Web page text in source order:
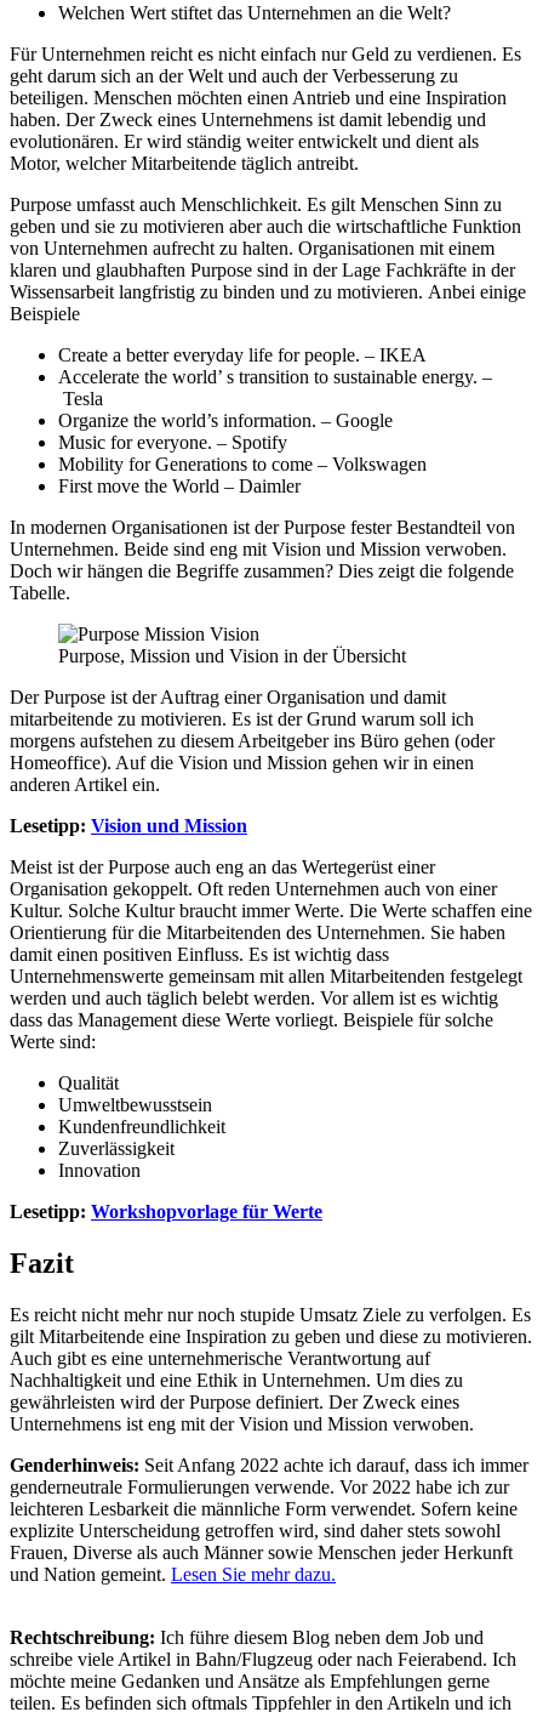
Welchen Wert stiftet das Unternehmen an die Welt?
Für Unternehmen reicht es nicht einfach nur Geld zu verdienen. Es
geht darum sich an der Welt und auch der Verbesserung zu
beteiligen. Menschen möchten einen Antrieb und eine Inspiration
haben. Der Zweck eines Unternehmens ist damit lebendig und
evolutionären. Er wird ständig weiter entwickelt und dient als
Motor, welcher Mitarbeitende täglich antreibt.
Purpose umfasst auch Menschlichkeit. Es gilt Menschen Sinn zu
geben und sie zu motivieren aber auch die wirtschaftliche Funktion
von Unternehmen aufrecht zu halten. Organisationen mit einem
klaren und glaubhaften Purpose sind in der Lage Fachkräfte in der
Wissensarbeit langfristig zu binden und zu motivieren. Anbei einige
Beispiele
Create a better everyday life for people. – IKEA
Accelerate the world’ s transition to sustainable energy. –
Tesla
Organize the world’s information. – Google
Music for everyone. – Spotify
Mobility for Generations to come – Volkswagen
First move the World – Daimler
In modernen Organisationen ist der Purpose fester Bestandteil von
Unternehmen. Beide sind eng mit Vision und Mission verwoben.
Doch wir hängen die Begriffe zusammen? Dies zeigt die folgende
Tabelle.
Purpose, Mission und Vision in der Übersicht
Der Purpose ist der Auftrag einer Organisation und damit
mitarbeitende zu motivieren. Es ist der Grund warum soll ich
morgens aufstehen zu diesem Arbeitgeber ins Büro gehen (oder
Homeoffice). Auf die Vision und Mission gehen wir in einen
anderen Artikel ein.
Lesetipp: Vision und Mission
Meist ist der Purpose auch eng an das Wertegerüst einer
Organisation gekoppelt. Oft reden Unternehmen auch von einer
Kultur. Solche Kultur braucht immer Werte. Die Werte schaffen eine
Orientierung für die Mitarbeitenden des Unternehmen. Sie haben
damit einen positiven Einfluss. Es ist wichtig dass
Unternehmenswerte gemeinsam mit allen Mitarbeitenden festgelegt
werden und auch täglich belebt werden. Vor allem ist es wichtig
dass das Management diese Werte vorliegt. Beispiele für solche
Werte sind:
Qualität
Umweltbewusstsein
Kundenfreundlichkeit
Zuverlässigkeit
Innovation
Lesetipp: Workshopvorlage für Werte
Fazit
Es reicht nicht mehr nur noch stupide Umsatz Ziele zu verfolgen. Es
gilt Mitarbeitende eine Inspiration zu geben und diese zu motivieren.
Auch gibt es eine unternehmerische Verantwortung auf
Nachhaltigkeit und eine Ethik in Unternehmen. Um dies zu
gewährleisten wird der Purpose definiert. Der Zweck eines
Unternehmens ist eng mit der Vision und Mission verwoben.
Genderhinweis: Seit Anfang 2022 achte ich darauf, dass ich immer
genderneutrale Formulierungen verwende. Vor 2022 habe ich zur
leichteren Lesbarkeit die männliche Form verwendet. Sofern keine
explizite Unterscheidung getroffen wird, sind daher stets sowohl
Frauen, Diverse als auch Männer sowie Menschen jeder Herkunft
und Nation gemeint. Lesen Sie mehr dazu.
Rechtschreibung: Ich führe diesem Blog neben dem Job und
schreibe viele Artikel in Bahn/Flugzeug oder nach Feierabend. Ich
möchte meine Gedanken und Ansätze als Empfehlungen gerne
teilen. Es befinden sich oftmals Tippfehler in den Artikeln und ich